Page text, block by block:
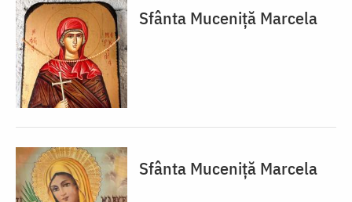
Sfânta Muceniță Marcela
Sfânta Muceniță Marcela